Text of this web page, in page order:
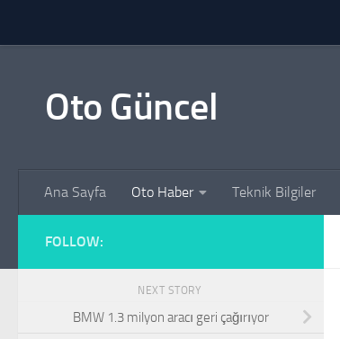
Oto Güncel
Ana Sayfa Oto Haber Teknik Bilgiler
FOLLOW:
NEXT STORY
BMW 1.3 milyon aracı geri çağırıyor